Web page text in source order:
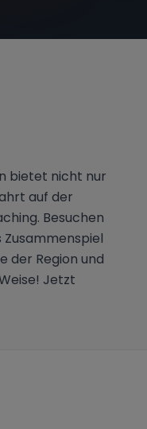
bietet nicht nur
auf der
Besuchen
Zusammenspiel
der Region und
Jetzt